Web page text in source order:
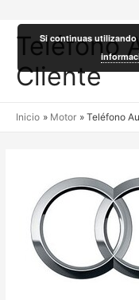
Teléfono
Cliente
Inicio Motor Teléfono
Si continuas